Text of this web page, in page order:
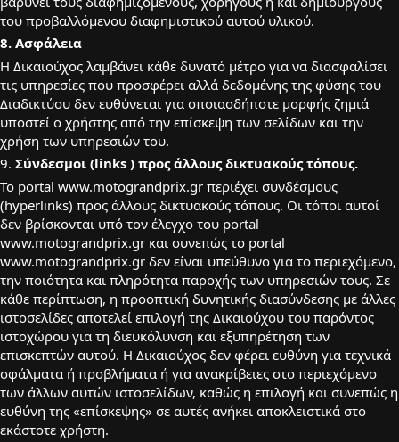
του προβαλλόμενου διαφημιστικού αυτού υλικού.
8. Ασφάλεια
H Δικαιούχος λαμβάνει κάθε δυνατό μέτρο για να διασφαλίσει
τις υπηρεσίες που προσφέρει αλλά δεδομένης της φύσης του
Διαδικτύου δεν ευθύνεται για οποιασδήποτε μορφής ζημιά
υποστεί ο χρήστης από την επίσκεψη των σελίδων και την
χρήση των υπηρεσιών του.
9. Σύνδεσμοι (links ) προς άλλους δικτυακούς τόπους.
Το portal www.motograndprix.gr περιέχει συνδέσμους
(hyperlinks) προς άλλους δικτυακούς τόπους. Οι τόποι αυτοί
δεν βρίσκονται υπό τον έλεγχο του portal
www.motograndprix.gr και συνεπώς το portal
www.motograndprix.gr δεν είναι υπεύθυνο για το περιεχόμενο,
την ποιότητα και πληρότητα παροχής των υπηρεσιών τους. Σε
κάθε περίπτωση, η προοπτική δυνητικής διασύνδεσης με άλλες
ιστοσελίδες αποτελεί επιλογή της Δικαιούχου του παρόντος
ιστοχώρου για τη διευκόλυνση και εξυπηρέτηση των
επισκεπτών αυτού. Η Δικαιούχος δεν φέρει ευθύνη για τεχνικά
σφάλματα ή προβλήματα ή για ανακρίβειες στο περιεχόμενο
των άλλων αυτών ιστοσελίδων, καθώς η επιλογή και συνεπώς η
ευθύνη της «επίσκεψης» σε αυτές ανήκει αποκλειστικά στο
εκάστοτε χρήστη.